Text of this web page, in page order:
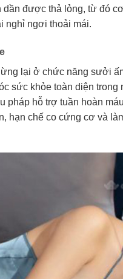
dần được thả lỏng, từ đó
nghỉ ngơi thoải mái.
lại ở chức năng sưởi
sức khỏe toàn diện
pháp hỗ trợ tuần hoàn
hạn chế co cứng cơ và